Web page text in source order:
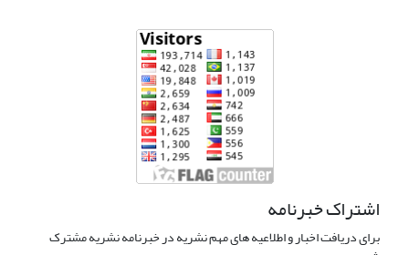
اشتراک خبرنامه
برای دریافت اخبار و اطلاعیه های مهم نشریه در خبرنامه نشریه مشترک